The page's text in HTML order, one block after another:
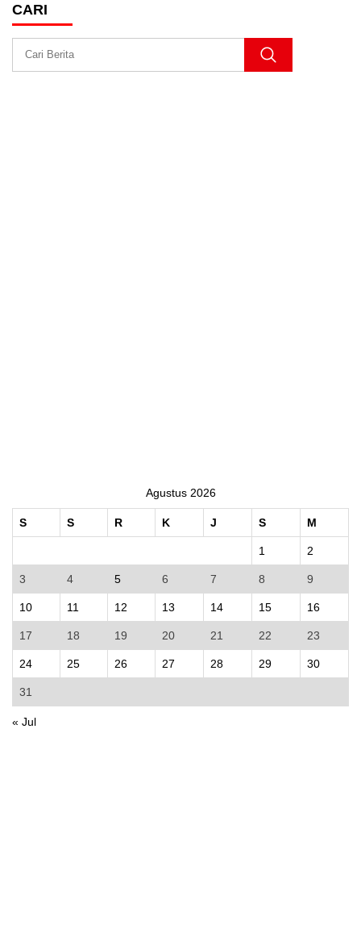
CARI
Agustus 2026
S S R K J S M
1 2
3 4 5 6 7 8 9
10 11 12 13 14 15 16
17 18 19 20 21 22 23
24 25 26 27 28 29 30
31
« Jul